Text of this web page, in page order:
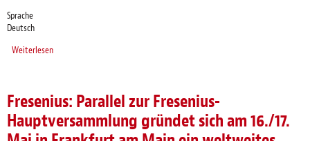
Sprache
Deutsch
Weiterlesen
Fresenius: Parallel zur Fresenius-
Hauptversammlung gründet sich am 16./17.